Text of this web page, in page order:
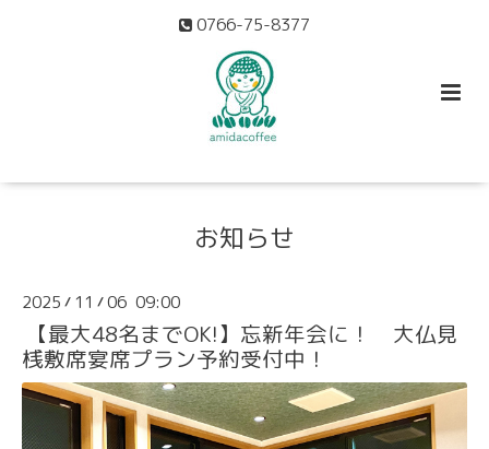
0766-75-8377
お知らせ
2025 / 11 /06 09:00
【最大48名までOK!】忘新年会に！ 大仏見
桟敷席宴席プラン予約受付中！